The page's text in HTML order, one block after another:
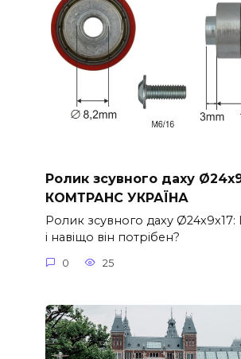
Ролик зсувного даху
КОМТРАНС УКРАЇНА
Ролик зсувного даху
і навіщо він потрібен?
0 25